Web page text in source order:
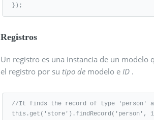
});
Registros
Un registro es una instancia de un
el registro por su tipo de modelo eID .
//It finds the record of type 'person'
this.get('store').findRecord('person',